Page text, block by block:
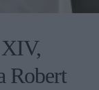
XIV,
Robert